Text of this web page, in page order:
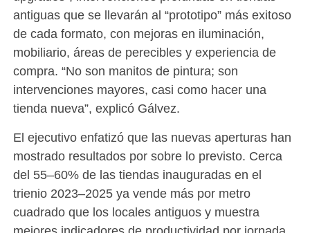
antiguas que se llevarán al “prototipo” más exitoso
de cada formato, con mejoras en iluminación,
mobiliario, áreas de perecibles y experiencia de
compra. “No son manitos de pintura; son
intervenciones mayores, casi como hacer una
tienda nueva”, explicó Gálvez.
El ejecutivo enfatizó que las nuevas aperturas han
mostrado resultados por sobre lo previsto. Cerca
del 55–60% de las tiendas inauguradas en el
trienio 2023–2025 ya vende más por metro
cuadrado que los locales antiguos y muestra